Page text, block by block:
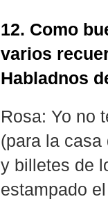
12. Como
varios
Habladnos
Rosa: Yo no
(para la
y billetes de
estampado